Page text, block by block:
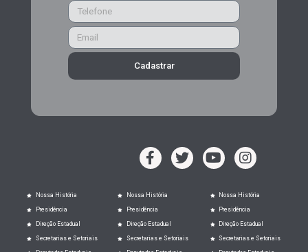
Cadastrar
Nossa História
Presidência
Direção Estadual
Secretarias e Setoriais
Nossa História
Presidência
Direção Estadual
Secretarias e Setoriais
Nossa História
Presidência
Direção Estadual
Secretarias e Setoriais